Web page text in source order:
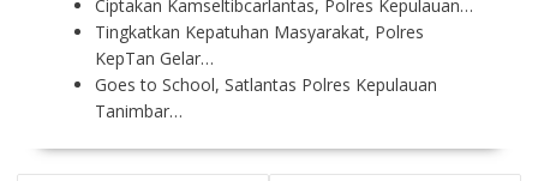
Ciptakan Kamseltibcarlantas, Polres Kepulauan…
Tingkatkan Kepatuhan Masyarakat, Polres
KepTan Gelar…
Goes to School, Satlantas Polres Kepulauan
Tanimbar…